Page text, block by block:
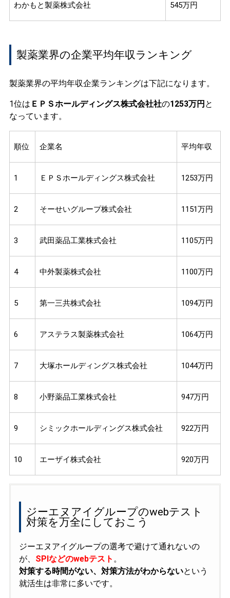
わかもと製薬株式会社 545万円
製薬業界の企業平均年収ランキング
製薬業界の平均年収企業ランキングは下記になります。
1位は ＥＰＳホールディングス株式会社社の1253万円 と
なっています。
順位 企業名 平均年収
1 ＥＰＳホールディングス株式会社 1253万円
2 そーせいグループ株式会社 1151万円
3 武田薬品工業株式会社 1105万円
4 中外製薬株式会社 1100万円
5 第一三共株式会社 1094万円
6 アステラス製薬株式会社 1064万円
7 大塚ホールディングス株式会社 1044万円
8 小野薬品工業株式会社 947万円
9 シミックホールディングス株式会社 922万円
10 エーザイ株式会社 920万円
ジーエヌアイグループのwebテスト
対策を万全にしておこう
ジーエヌアイグループの選考で避けて通れないの
が、 SPIなどのwebテスト 。
対策する時間がない、対策方法がわからないという
就活生は非常に多いです。